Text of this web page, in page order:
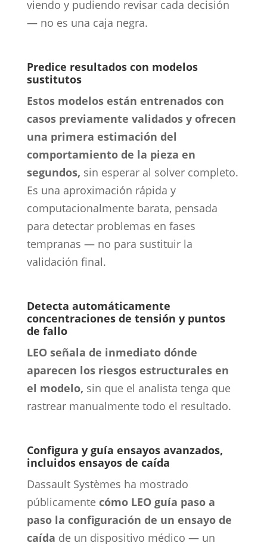
viendo y pudiendo revisar cada decisión
— no es una caja negra.
Predice resultados con modelos
sustitutos
Estos modelos están entrenados con
casos previamente validados y ofrecen
una primera estimación del
comportamiento de la pieza en
segundos, sin esperar al solver completo.
Es una aproximación rápida y
computacionalmente barata, pensada
para detectar problemas en fases
tempranas — no para sustituir la
validación final.
Detecta automáticamente
concentraciones de tensión y puntos
de fallo
LEO señala de inmediato dónde
aparecen los riesgos estructurales en
el modelo, sin que el analista tenga que
rastrear manualmente todo el resultado.
Configura y guía ensayos avanzados,
incluidos ensayos de caída
Dassault Systèmes ha mostrado
públicamente cómo LEO guía paso a
paso la configuración de un ensayo de
caída de un dispositivo médico — un